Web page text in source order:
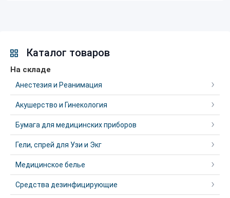
Каталог товаров
На складе
Анестезия и Реанимация
Акушерство и Гинекология
Бумага для медицинских приборов
Гели, спрей для Узи и Экг
Медицинское белье
Средства дезинфицирующие